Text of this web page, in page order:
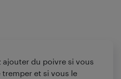
ajouter du poivre si vous
tremper et si vous le